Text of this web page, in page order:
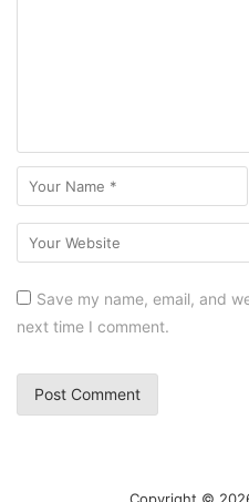
Save my name, email, and
next time I comment.